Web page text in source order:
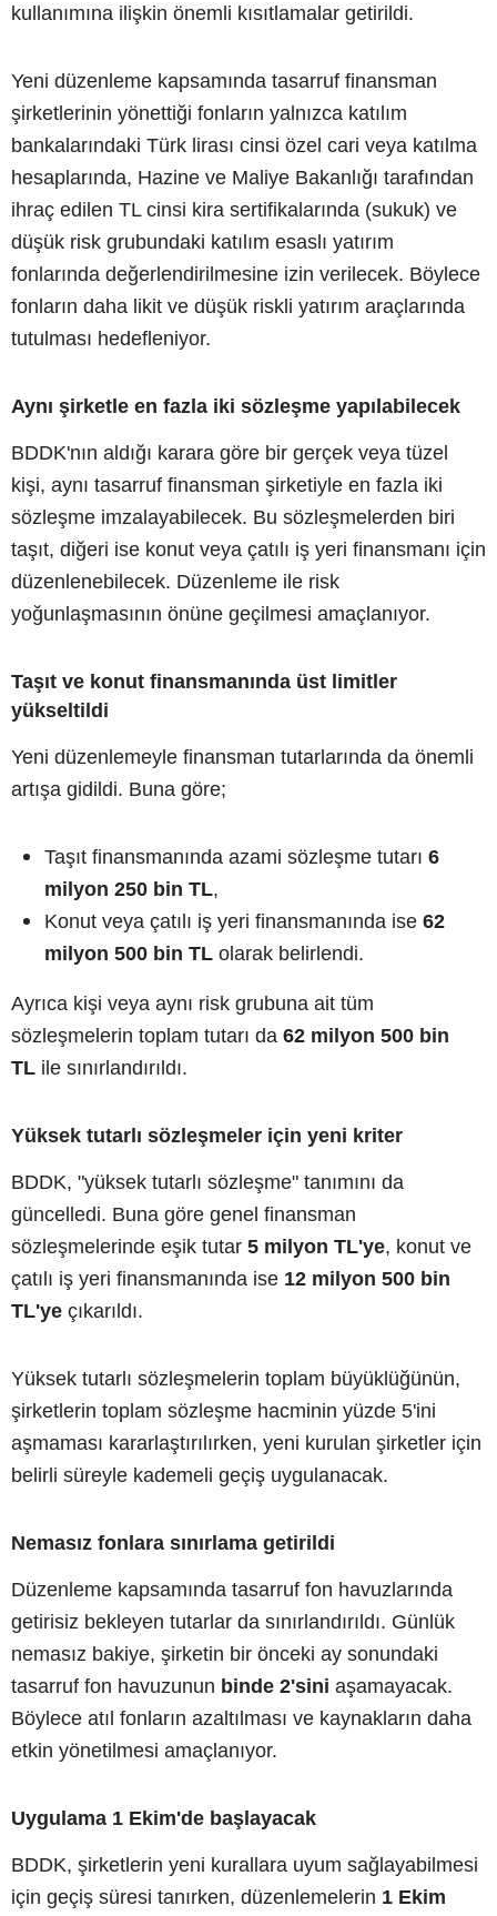
kullanımına ilişkin önemli kısıtlamalar getirildi.
Yeni düzenleme kapsamında tasarruf finansman
şirketlerinin yönettiği fonların yalnızca katılım
bankalarındaki Türk lirası cinsi özel cari veya katılma
hesaplarında, Hazine ve Maliye Bakanlığı tarafından
ihraç edilen TL cinsi kira sertifikalarında (sukuk) ve
düşük risk grubundaki katılım esaslı yatırım
fonlarında değerlendirilmesine izin verilecek. Böylece
fonların daha likit ve düşük riskli yatırım araçlarında
tutulması hedefleniyor.
Aynı şirketle en fazla iki sözleşme yapılabilecek
BDDK'nın aldığı karara göre bir gerçek veya tüzel
kişi, aynı tasarruf finansman şirketiyle en fazla iki
sözleşme imzalayabilecek. Bu sözleşmelerden biri
taşıt, diğeri ise konut veya çatılı iş yeri finansmanı için
düzenlenebilecek. Düzenleme ile risk
yoğunlaşmasının önüne geçilmesi amaçlanıyor.
Taşıt ve konut finansmanında üst limitler
yükseltildi
Yeni düzenlemeyle finansman tutarlarında da önemli
artışa gidildi. Buna göre;
Taşıt finansmanında azami sözleşme tutarı 6
milyon 250 bin TL,
Konut veya çatılı iş yeri finansmanında ise 62
milyon 500 bin TL olarak belirlendi.
Ayrıca kişi veya aynı risk grubuna ait tüm
sözleşmelerin toplam tutarı da 62 milyon 500 bin
TL ile sınırlandırıldı.
Yüksek tutarlı sözleşmeler için yeni kriter
BDDK, "yüksek tutarlı sözleşme" tanımını da
güncelledi. Buna göre genel finansman
sözleşmelerinde eşik tutar 5 milyon TL'ye, konut ve
çatılı iş yeri finansmanında ise 12 milyon 500 bin
TL'ye çıkarıldı.
Yüksek tutarlı sözleşmelerin toplam büyüklüğünün,
şirketlerin toplam sözleşme hacminin yüzde 5'ini
aşmaması kararlaştırılırken, yeni kurulan şirketler için
belirli süreyle kademeli geçiş uygulanacak.
Nemasız fonlara sınırlama getirildi
Düzenleme kapsamında tasarruf fon havuzlarında
getirisiz bekleyen tutarlar da sınırlandırıldı. Günlük
nemasız bakiye, şirketin bir önceki ay sonundaki
tasarruf fon havuzunun binde 2'sini aşamayacak.
Böylece atıl fonların azaltılması ve kaynakların daha
etkin yönetilmesi amaçlanıyor.
Uygulama 1 Ekim'de başlayacak
BDDK, şirketlerin yeni kurallara uyum sağlayabilmesi
için geçiş süresi tanırken, düzenlemelerin 1 Ekim